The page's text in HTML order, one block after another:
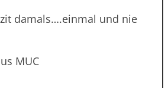
damals….einmal und nie
MUC